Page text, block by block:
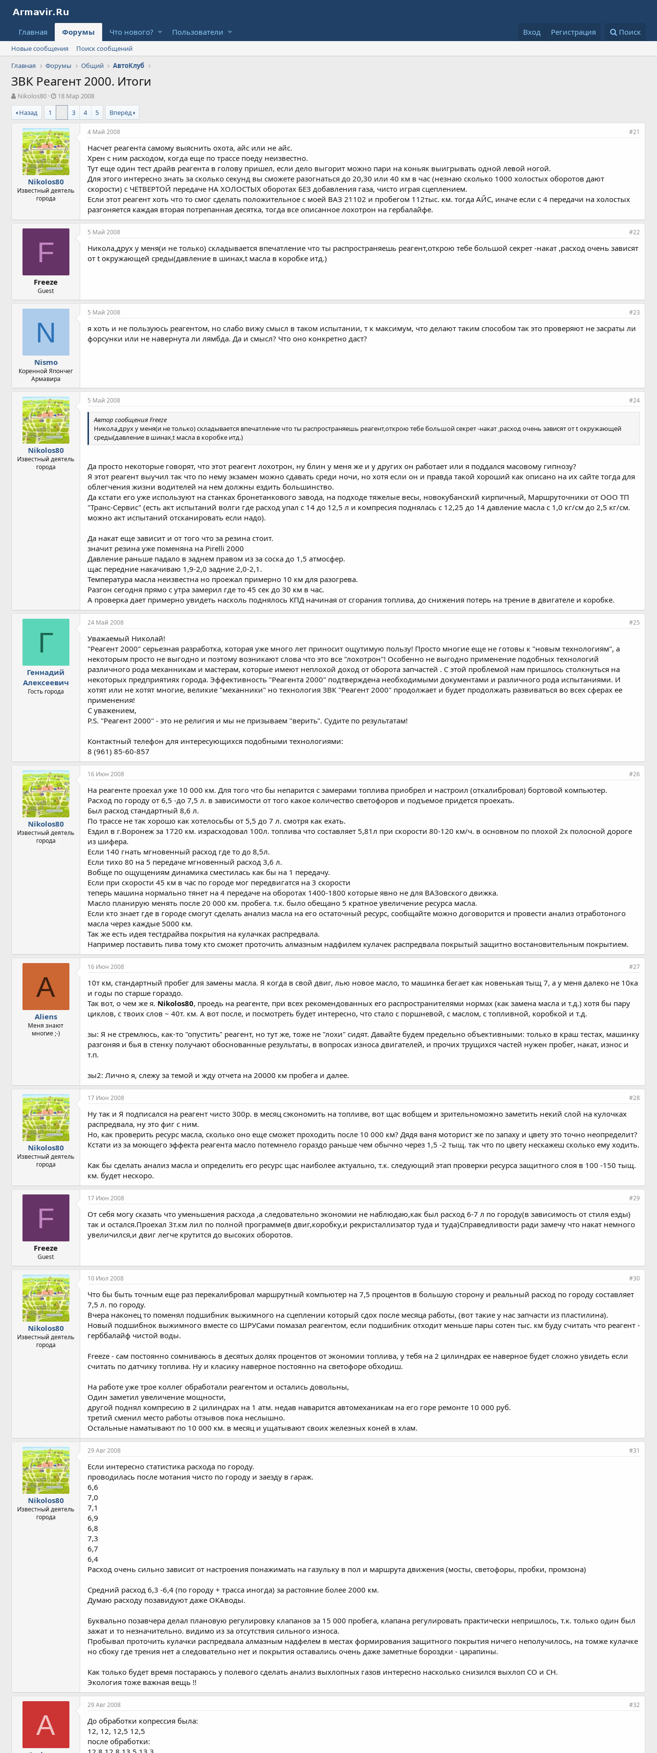
Главная Форумы Что нового? Пользователи Вход Регистрация Поиск
Новые сообщения
Поиск сообщений
Главная
Форумы Общий АвтоКлуб
ЗВК Реагент 2000. Итоги
А
в
т
о
Nikolos80
Д
а
а
н
а
ч
а
л
а
18 Мар 2008
Назад
1 3 4 5 Вперёд
Nikolos80
Известный деятель
города
4 Май 2008 #21
Насчет реагента самому выяснить охота, айс или не айс.
Хрен с ним расходом, когда еще по трассе поеду неизвестно.
Тут еще один тест драйв реагента в голову пришел, если дело выгорит можно пари на коньяк выигрывать одной левой ногой.
Для этого интересно знать за сколько секунд вы сможете разогнаться до 20,30 или 40 км в час (незнаю сколько 1000 холостых оборотов дают
скорости) с ЧЕТВЕРТОЙ передаче НА ХОЛОСТЫХ оборотах БЕЗ добавления газа, чисто играя сцеплением.
Если этот реагент хоть что то смог сделать положительное с моей ВАЗ 21102 и пробегом 112тыс. км. тогда АЙС, иначе если с 4 передачи на холостых
разгоняется каждая вторая потрепанная десятка, тогда все описанное лохотрон на гербалайфе.
F
Freeze
Guest
5 Май 2008 #22
Никола,друх у меня(и не только) складывается впечатление что ты распространяешь реагент,открою тебе большой секрет -накат ,расход очень зависят
от t окружающей среды(давление в шинах,t масла в коробке итд.)
N
Nismo
Коренной Япончег
Армавира
5 Май 2008 #23
я хоть и не пользуюсь реагентом, но слабо вижу смысл в таком испытании, т к максимум, что делают таким способом так это проверяют не засраты ли
форсунки или не навернута ли лямбда. Да и смысл? Что оно конкретно даст?
Nikolos80
Известный деятель
города
5 Май 2008 #24
Автор сообщения Freeze
Никола,друх у меня(и не только) складывается впечатление что ты распространяешь реагент,открою тебе большой секрет -накат ,расход очень зависят от t окружающей
среды(давление в шинах,t масла в коробке итд.)
Да просто некоторые говорят, что этот реагент лохотрон, ну блин у меня же и у других он работает или я поддался масовому гипнозу?
Я этот реагент выучил так что по нему экзамен можно сдавать среди ночи, но хотя если он и правда такой хороший как описано на их сайте тогда для
облегчения жизни водителей на нем должны ездить большинство.
Да кстати его уже используют на станках бронетанкового завода, на подходе тяжелые весы, новокубанский кирпичный, Маршруточники от ООО ТП
"Транс-Сервис" (есть акт испытаний волги где расход упал с 14 до 12,5 л и компресия поднялась с 12,25 до 14 давление масла с 1,0 кг/см до 2,5 кг/см.
можно акт испытаний отсканировать если надо).
Да накат еще зависит и от того что за резина стоит.
значит резина уже поменяна на Pirelli 2000
Давление раньше падало в заднем правом из за соска до 1,5 атмосфер.
щас передние накачиваю 1,9-2,0 задние 2,0-2,1.
Температура масла неизвестна но проежал примерно 10 км для разогрева.
Разгон сегодня прямо с утра замерил где то 45 сек до 30 км в час.
А проверка дает примерно увидеть насколь поднялось КПД начиная от сгорания топлива, до снижения потерь на трение в двигателе и коробке.
Г
Геннадий
Алексеевич
Гость города
24 Май 2008 #25
Уважаемый Николай!
"Реагент 2000" серьезная разработка, которая уже много лет приносит ощутимую пользу! Просто многие еще не готовы к "новым технологиям", а
некоторым просто не выгодно и поэтому возникают слова что это все "лохотрон"! Особенно не выгодно применение подобных технологий
различного рода механникам и мастерам, которые имеют неплохой доход от оборота запчастей . С этой проблемой нам пришлось столкнуться на
некоторых предприятиях города. Эффективность "Реагента 2000" подтверждена необходимыми документами и различного рода испытаниями. И
хотят или не хотят многие, великие "механники" но технология ЗВК "Реагент 2000" продолжает и будет продолжать развиваться во всех сферах ее
применения!
С уважением,
P.S. "Реагент 2000" - это не религия и мы не призываем "верить". Судите по результатам!
Контактный телефон для интересующихся подобными технологиями:
8 (961) 85-60-857
Nikolos80
Известный деятель
города
16 Июн 2008 #26
На реагенте проехал уже 10 000 км. Для того что бы непарится с замерами топлива приобрел и настроил (откалибровал) бортовой компьютер.
Расход по городу от 6,5 -до 7,5 л. в зависимости от того какое количество светофоров и подъемое придется проехать.
Был расход стандартный 8,6 л.
По трассе не так хорошо как хотелосьбы от 5,5 до 7 л. смотря как ехать.
Ездил в г.Воронеж за 1720 км. израсходовал 100л. топлива что составляет 5,81л при скорости 80-120 км/ч. в основном по плохой 2х полосной дороге
из шифера.
Если 140 гнать мгновенный расход где то до 8,5л.
Если тихо 80 на 5 передаче мгновенный расход 3,6 л.
Вобще по ощущениям динамика сместилась как бы на 1 передачу.
Если при скорости 45 км в час по городе мог передвигатся на 3 скорости
теперь машина нормально тянет на 4 передаче на оборотах 1400-1800 которые явно не для ВАЗовского движка.
Масло планирую менять после 20 000 км. пробега. т.к. было обещано 5 кратное увеличение ресурса масла.
Если кто знает где в городе смогут сделать анализ масла на его остаточный ресурс, сообщайте можно договорится и провести анализ отработоного
масла через каждые 5000 км.
Так же есть идея тестдрайва покрытия на кулачках распредвала.
Например поставить пива тому кто сможет проточить алмазным надфилем кулачек распредвала покрытый защитно востановительным покрытием.
A
Aliens
Меня знают
многие ;-)
16 Июн 2008 #27
10т км, стандартный пробег для замены масла. Я когда в свой двиг, лью новое масло, то машинка бегает как новенькая тыщ 7, а у меня далеко не 10ка
и годы по старше гораздо.
Так вот, о чем же я. Nikolos80, проедь на реагенте, при всех рекомендованных его распространителями нормах (как замена масла и т.д.) хотя бы пару
циклов, с твоих слов ~ 40т. км. А вот после, и посмотреть будет интересно, что стало с поршневой, с маслом, с топливной, коробкой и т.д.
зы: Я не стремлюсь, как-то "опустить" реагент, но тут же, тоже не "лохи" сидят. Давайте будем предельно объективными: только в краш тестах, машинку
разгоняя и бья в стенку получают обоснованные результаты, в вопросах износа двигателей, и прочих трущихся частей нужен пробег, накат, износ и
т.п.
зы2: Лично я, слежу за темой и жду отчета на 20000 км пробега и далее.
Nikolos80
Известный деятель
города
17 Июн 2008 #28
Ну так и Я подписался на реагент чисто 300р. в месяц сэкономить на топливе, вот щас вобщем и зрительноможно заметить некий слой на кулочках
распредвала, ну это фиг с ним.
Но, как проверить ресурс масла, сколько оно еще сможет проходить после 10 000 км? Дядя ваня моторист же по запаху и цвету это точно неопределит?
Кстати из за моющего эффекта реагента масло потемнело гораздо раньше чем обычно через 1,5 -2 тыщ. так что по цвету нескажеш сколько ему ходить.
Как бы сделать анализ масла и определить его ресурс щас наиболее актуально, т.к. следующий этап проверки ресурса защитного слоя в 100 -150 тыщ.
км. будет нескоро.
F
Freeze
Guest
17 Июн 2008 #29
От себя могу сказать что уменьшения расхода ,а следовательно экономии не наблюдаю,как был расход 6-7 л по городу(в зависимость от стиля езды)
так и остался.Проехал 3т.км лил по полной программе(в двиг,коробку,и рекристаллизатор туда и туда)Справедливости ради замечу что накат немного
увеличился,и двиг легче крутится до высоких оборотов.
Nikolos80
Известный деятель
города
10 Июл 2008 #30
Что бы быть точным еще раз перекалибровал маршрутный компьютер на 7,5 процентов в большую сторону и реальный расход по городу составляет
7,5 л. по городу.
Вчера наконец то поменял подшибник выжимного на сцеплении который сдох после месяца работы, (вот такие у нас запчасти из пластилина).
Новый подшибнок выжимного вместе со ШРУСами помазал реагентом, если подшибник отходит меньше пары сотен тыс. км буду считать что реагент -
герббалайф чистой воды.
Freeze - сам постоянно сомниваюсь в десятых долях процентов от экономии топлива, у тебя на 2 цилиндрах ее наверное будет сложно увидеть если
считать по датчику топлива. Ну и класику наверное постоянно на светофоре обходиш.
На работе уже трое коллег обработали реагентом и остались довольны,
Один заметил увеличение мощности,
другой поднял компресию в 2 цилиндрах на 1 атм. недав наварится автомеханикам на его горе ремонте 10 000 руб.
третий сменил место работы отзывов пока неслышно.
Остальные наматывают по 10 000 км. в месяц и ущатывают своих железных коней в хлам.
Nikolos80
Известный деятель
города
29 Авг 2008 #31
Если интересно статистика расхода по городу.
проводилась после мотания чисто по городу и заезду в гараж.
6,6
7,0
7,1
6,9
6,8
7,3
6,7
6,4
Расход очень сильно зависит от настроения понажимать на газульку в пол и маршрута движения (мосты, светофоры, пробки, промзона)
Средний расход 6,3 -6,4 (по городу + трасса иногда) за растояние более 2000 км.
Думаю расходу позавидуют даже ОКАводы.
Буквально позавчера делал плановую регулировку клапанов за 15 000 пробега, клапана регулировать практически непришлось, т.к. только один был
зажат и то незначительно. видимо из за отсутствия сильного износа.
Пробывал проточить кулачки распредвала алмазным надфелем в местах формирования защитного покрытия ничего неполучилось, на томже кулачке
но сбоку где трения нет а следовательно нет и покрытия оставались очень даже заметные бороздки - царапины.
Как только будет время постараюсь у полевого сделать анализ выхлопных газов интересно насколько снизился выхлоп СО и СН.
Экология тоже важная вещь !!
A
29 Авг 2008 #32
До обработки копрессия была:
12, 12, 12,5 12,5
после обработки: